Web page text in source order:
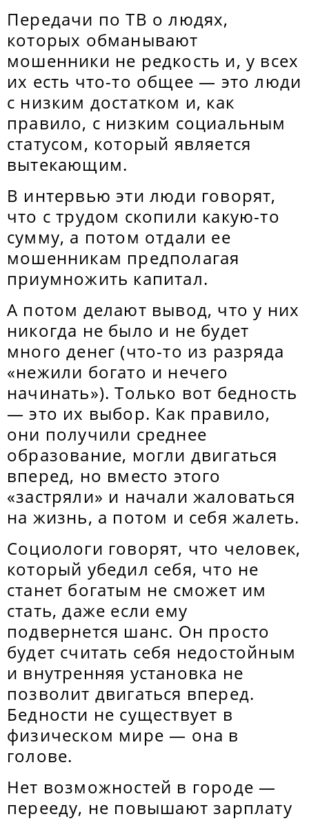
Передачи по ТВ о людях,
которых обманывают
мошенники не редкость и, у всех
их есть что-то общее — это люди
с низким достатком и, как
правило, с низким социальным
статусом, который является
вытекающим.
В интервью эти люди говорят,
что с трудом скопили какую-то
сумму, а потом отдали ее
мошенникам предполагая
приумножить капитал.
А потом делают вывод, что у них
никогда не было и не будет
много денег (что-то из разряда
«нежили богато и нечего
начинать»). Только вот бедность
— это их выбор. Как правило,
они получили среднее
образование, могли двигаться
вперед, но вместо этого
«застряли» и начали жаловаться
на жизнь, а потом и себя жалеть.
Социологи говорят, что человек,
который убедил себя, что не
станет богатым не сможет им
стать, даже если ему
подвернется шанс. Он просто
будет считать себя недостойным
и внутренняя установка не
позволит двигаться вперед.
Бедности не существует в
физическом мире — она в
голове.
Нет возможностей в городе —
перееду, не повышают зарплату